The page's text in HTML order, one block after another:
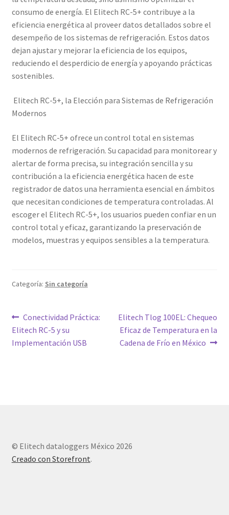
consumo de energía. El Elitech RC-5+ contribuye a la
eficiencia energética al proveer datos detallados sobre el
desempeño de los sistemas de refrigeración. Estos datos
dejan ajustar y mejorar la eficiencia de los equipos,
reduciendo el desperdicio de energía y apoyando prácticas
sostenibles.
Elitech RC-5+, la Elección para Sistemas de Refrigeración
Modernos
El Elitech RC-5+ ofrece un control total en sistemas
modernos de refrigeración. Su capacidad para monitorear y
alertar de forma precisa, su integración sencilla y su
contribución a la eficiencia energética hacen de este
registrador de datos una herramienta esencial en ámbitos
que necesitan condiciones de temperatura controladas. Al
escoger el Elitech RC-5+, los usuarios pueden confiar en un
control total y eficaz, garantizando la preservación de
modelos, muestras y equipos sensibles a la temperatura.
Categoría: Sin categoría
Navegación
de
Entrada
anterior:
Conectividad Práctica:
Elitech RC-5 y su
Implementación USB
Siguiente
entrada:
Elitech Tlog 100EL: Chequeo
Eficaz de Temperatura en la
Cadena de Frío en México
© Elitech dataloggers México 2026
Creado con Storefront.